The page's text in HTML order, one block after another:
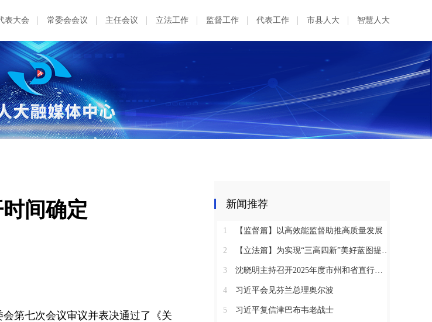
表大会 常委会会议 主任会议 立法工作 监督工作 代表工作 市县人大 智慧人大
间确定
第七次会议审议并表决通过了《关
新闻推荐
1 【监督篇】以高效能监督助推高质量发展
2 【立法篇】为实现“三高四新”美好蓝图提供坚实法治保障
3 沈晓明主持召开2025年度市州和省直行业系统党（工）委书记抓基层党建工作述职评议会议
4 习近平会见芬兰总理奥尔波
5 习近平复信津巴布韦老战士